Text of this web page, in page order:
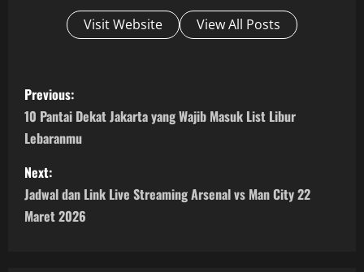
Visit Website View All Posts
P
o
s
t
n
Previous:
10 Pantai Dekat Jakarta yang Wajib Masuk List Libur
Lebaranmu
Next:
Jadwal dan Link Live Streaming Arsenal vs Man City 22
Maret 2026